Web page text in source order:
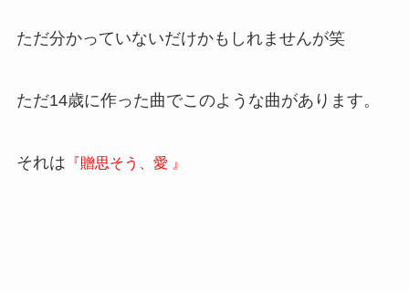
ただ分かっていないだけかもしれませんが笑
ただ14歳に作った曲でこのような曲があります。
それは 『贈思そう、愛 』